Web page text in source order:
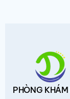
PHÒNG KHÁM